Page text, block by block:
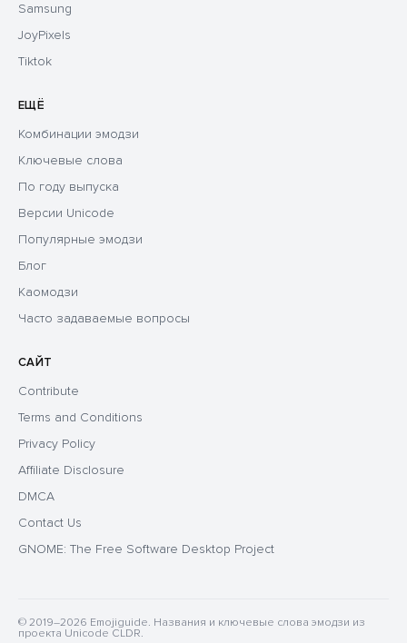
Samsung
JoyPixels
Tiktok
ЕЩЁ
Комбинации эмодзи
Ключевые слова
По году выпуска
Версии Unicode
Популярные эмодзи
Блог
Каомодзи
Часто задаваемые вопросы
САЙТ
Contribute
Terms and Conditions
Privacy Policy
Affiliate Disclosure
DMCA
Contact Us
GNOME: The Free Software Desktop Project
© 2019–2026 Emojiguide. Названия и ключевые слова эмодзи из
проекта Unicode CLDR.